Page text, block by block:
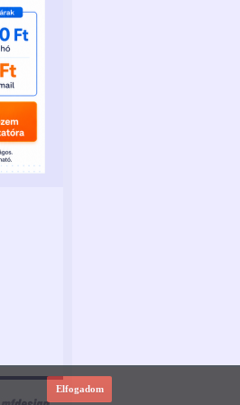
Elfogadom